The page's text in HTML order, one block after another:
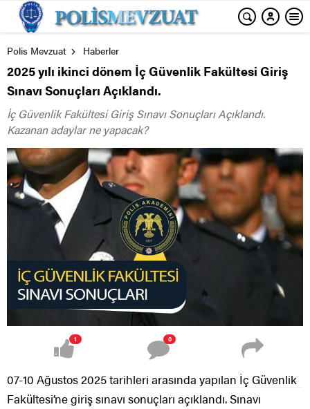
Polis Mevzuat Haberler
2025 yılı ikinci dönem İç Güvenlik Fakültesi Giriş
Sınavı Sonuçları Açıklandı.
İç Güvenlik Fakültesi Giriş Sınavı Sonuçları Açıklandı.
Kazanan adaylar ne yapacak?
1 0
07-10 Ağustos 2025 tarihleri arasında yapılan İç Güvenlik
Fakültesi’ne giriş sınavı sonuçları açıklandı. Sınavı